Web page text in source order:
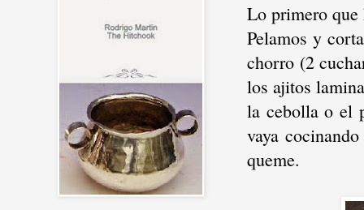
Lo primero
Pelamos y
chorro (2
los ajitos
la cebolla o el
vaya
queme.